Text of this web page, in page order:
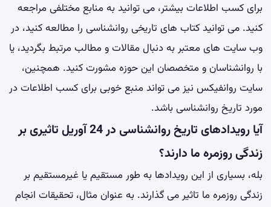
برای کسب اطلاعات بیشتر، می توانید به منابع مختلفی مراجعه
کنید. می توانید کتاب های تاریخی روانشناسی را مطالعه کنید، در
وب سایت های معتبر به دنبال مقالات و مطالب مرتبط بگردید، یا
با روانشناسان و متخصصان این حوزه مشورت کنید. همچنین،
سایت روانفیکس نیز می تواند منبع خوبی برای کسب اطلاعات در
مورد تاریخ روانشناسی باشد.
آیا رویدادهای تاریخ روانشناسی در 24 آوریل تاثیری بر
زندگی روزمره ما دارند؟
بله، بسیاری از این رویدادها به طور مستقیم یا غیرمستقیم بر
زندگی روزمره ما تاثیر می گذارند. به عنوان مثال، تحقیقات انجام